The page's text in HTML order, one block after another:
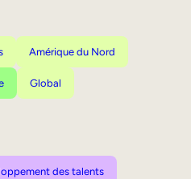
Amérique du Nord
Global
des talents